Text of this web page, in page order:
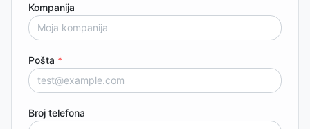
Kompanija
Pošta *
Broj telefona